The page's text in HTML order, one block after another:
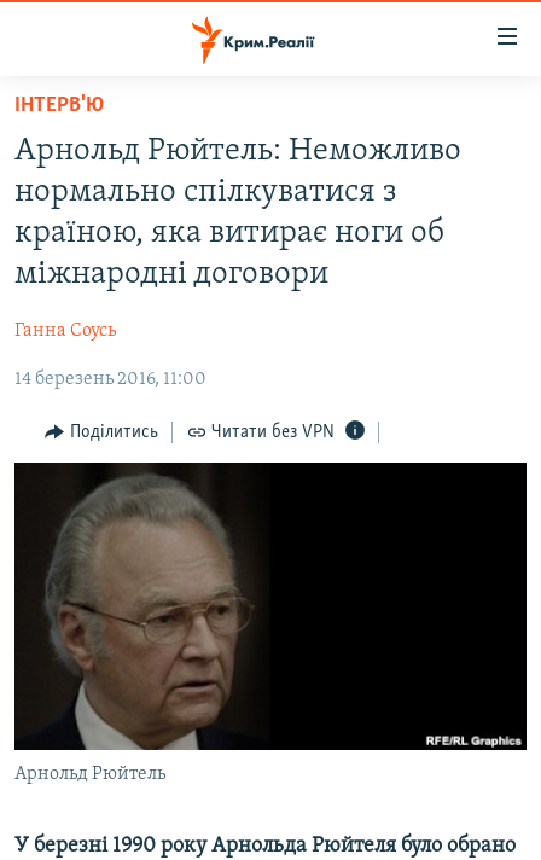
Перейти
основного
матеріалу
Перейти
до
основної
Перейти
до
ВОДА.КРИМ
ВІДЕО ТА ФОТО
ПОЛІТИКА
ПОГЛЯД
ІНТЕРВ'Ю
ВСЕ ЗА ДЕНЬ
СПЕЦПРОЕКТИ
ДЕПОРТАЦІЯ
ВІДЕОУРОКИ «ELIFBE»
СВІДЧЕННЯ ОКУПАЦІЇ
УКРАЇНСЬКА ПРОБЛЕМА КРИМУ
ІНФОГРАФІКА
ЯК ОБІЙТИ БЛОКУВАННЯ
Русский
Qırımtatar
ДОЛУЧАЙСЯ!
ІНТЕРВ'Ю
Арнольд Рюйтель: Неможливо
нормально спілкуватися з
країною, яка витирає ноги об
міжнародні договори
Ганна Соусь
14 березень 2016, 11:00
Поділитись Читати без VPN
Арнольд Рюйтель
У березні 1990 року Арнольда Рюйтеля було обрано